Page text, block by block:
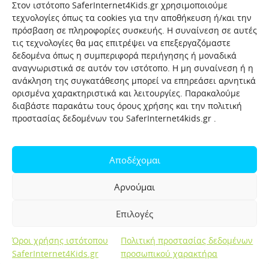
Στον ιστότοπο SaferInternet4Kids.gr χρησιμοποιούμε
τεχνολογίες όπως τα cookies για την αποθήκευση ή/και την
πρόσβαση σε πληροφορίες συσκευής. Η συναίνεση σε αυτές
τις τεχνολογίες θα μας επιτρέψει να επεξεργαζόμαστε
δεδομένα όπως η συμπεριφορά περιήγησης ή μοναδικά
αναγνωριστικά σε αυτόν τον ιστότοπο. Η μη συναίνεση ή η
ανάκληση της συγκατάθεσης μπορεί να επηρεάσει αρνητικά
ορισμένα χαρακτηριστικά και λειτουργίες. Παρακαλούμε
διαβάστε παρακάτω τους όρους χρήσης και την πολιτική
προστασίας δεδομένων του SaferInternet4kids.gr .
Αποδέχομαι
Αρνούμαι
Επιλογές
Όροι χρήσης ιστότοπου
SaferInternet4Kids.gr
Πολιτική προστασίας δεδομένων
προσωπικού χαρακτήρα
Πολιτική προστασίας δεδομένων
Πολιτική Προστασίας Παιδιών και Εφήβων
Όροι χρήσης
Help-Line
Σελίδα αναφορών για παιδιά
Copyright 2019 © SaferInternet4Kids.gr. All rights reserved.